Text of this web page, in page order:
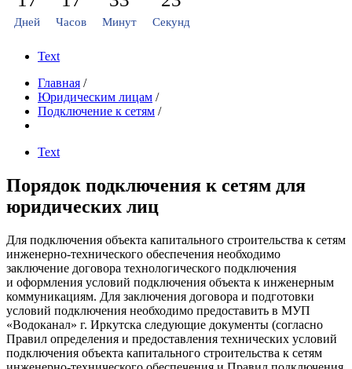
Дней Часов Минут Секунд
Text
Главная /
Юридическим лицам /
Подключение к сетям /
Text
Порядок подключения к сетям для
юридических лиц
Для подключения объекта капитального строительства к сетям
инженерно-технического обеспечения необходимо
заключение договора технологического подключения
и оформления условий подключения объекта к инженерным
коммуникациям. Для заключения договора и подготовки
условий подключения необходимо предоставить в МУП
«Водоканал» г. Иркутска следующие документы (согласно
Правил определения и предоставления технических условий
подключения объекта капитального строительства к сетям